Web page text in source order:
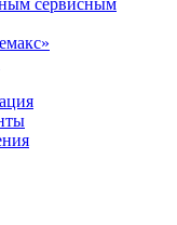
сервисным